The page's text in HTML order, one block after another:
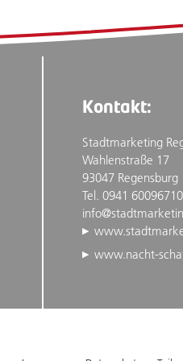
Kontakt:
Stadtmarketing
Wahlenstraße 17
93047 Regensburg
Tel. 0941 60096710
www.nacht-